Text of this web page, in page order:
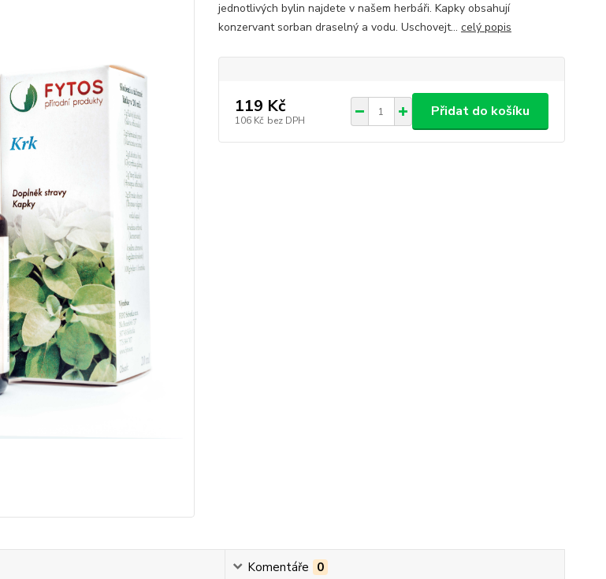
jednotlivých bylin najdete v našem herbáři. Kapky obsahují
konzervant sorban draselný a vodu. Uschovejt... celý popis
119 Kč
106 Kč bez DPH
Přidat do košíku
Komentáře 0